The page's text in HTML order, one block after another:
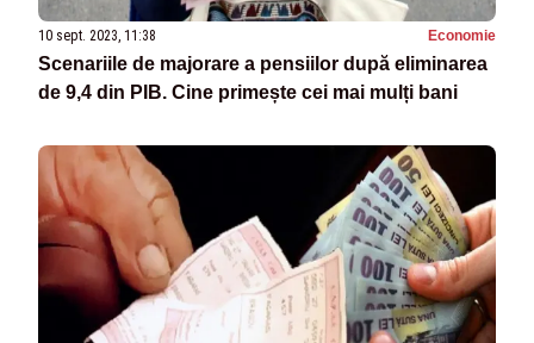
10 sept. 2023, 11:38 Economie
Scenariile de majorare a pensiilor după eliminarea
de 9,4 din PIB. Cine primește cei mai mulți bani